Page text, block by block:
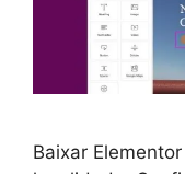
Baixar